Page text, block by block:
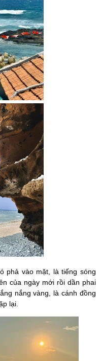
vào mặt, là tiếng sóng
của ngày mới rồi dần phai
nắng vàng, là cánh đồng
lại.